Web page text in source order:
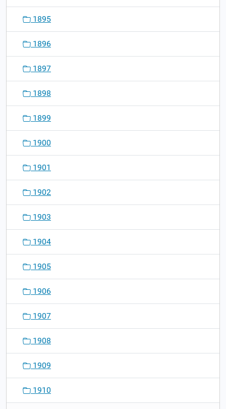
1895
1896
1897
1898
1899
1900
1901
1902
1903
1904
1905
1906
1907
1908
1909
1910